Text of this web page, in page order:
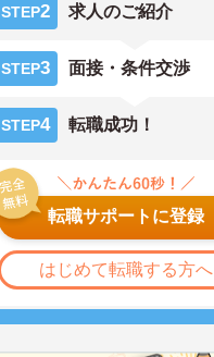
STEP2 求人のご紹介
STEP3 面接・条件交渉
STEP4 転職成功！
転職サポートに登録
はじめて転職する方へ